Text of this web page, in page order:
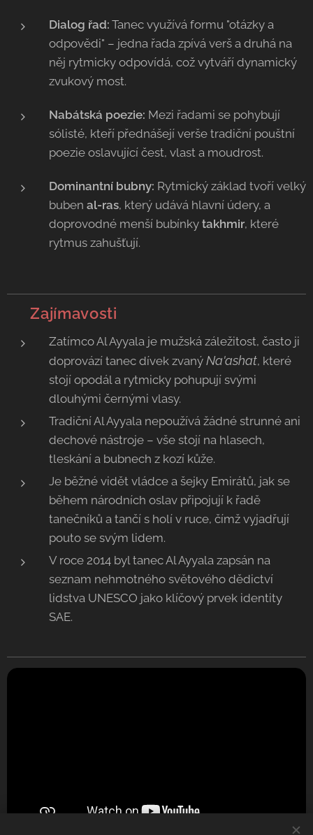
Dialog řad: Tanec využívá formu "otázky a
odpovědi" – jedna řada zpívá verš a druhá na
něj rytmicky odpovídá, což vytváří dynamický
zvukový most.
Nabátská poezie: Mezi řadami se pohybují
sólisté, kteří přednášejí verše tradiční pouštní
poezie oslavující čest, vlast a moudrost.
Dominantní bubny: Rytmický základ tvoří velký
buben al-ras, který udává hlavní údery, a
doprovodné menší bubínky takhmir, které
rytmus zahušťují.
💡 Zajímavosti
Zatímco Al Ayyala je mužská záležitost, často ji
doprovází tanec dívek zvaný Na'ashat, které
stojí opodál a rytmicky pohupují svými
dlouhými černými vlasy.
Tradiční Al Ayyala nepoužívá žádné strunné ani
dechové nástroje – vše stojí na hlasech,
tleskání a bubnech z kozí kůže.
Je běžné vidět vládce a šejky Emirátů, jak se
během národních oslav připojují k řadě
tanečníků a tančí s holí v ruce, čímž vyjadřují
pouto se svým lidem.
V roce 2014 byl tanec Al Ayyala zapsán na
seznam nehmotného světového dědictví
lidstva UNESCO jako klíčový prvek identity
SAE.